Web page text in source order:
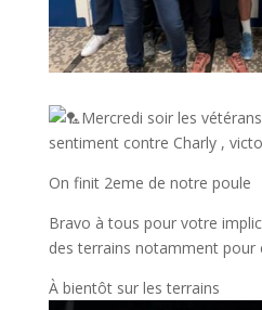
Mercredi soir les
sentiment contre Charly ,
On finit 2eme de notre poule
Bravo à tous pour votre
des terrains notamment pour
À bientôt sur les terrains